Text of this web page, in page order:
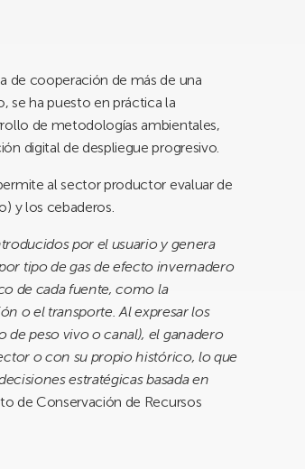
de cooperación de más de una
se ha puesto en práctica la
de metodologías ambientales,
digital de despliegue progresivo.
al sector productor evaluar de
y los cebaderos.
por el usuario y genera
tipo de gas de efecto invernadero
de cada fuente, como la
o el transporte. Al expresar los
peso vivo o canal), el ganadero
o con su propio histórico, lo que
estratégicas basada en
de Conservación de Recursos